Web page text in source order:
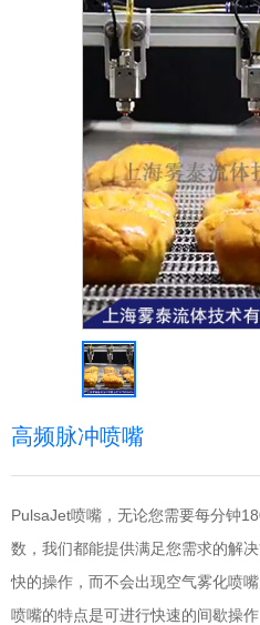
高频脉冲喷嘴
PulsaJet喷嘴，无论您需要每分钟
数，我们都能提供满足您需求的解
快的操作，而不会出现空气雾化喷
喷嘴的特点是可进行快速的间歇操